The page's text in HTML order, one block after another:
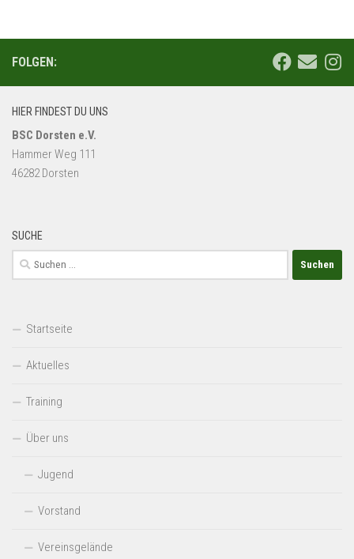
FOLGEN:
HIER FINDEST DU UNS
BSC Dorsten e.V.
Hammer Weg 111
46282 Dorsten
SUCHE
Suchen
nach:
Startseite
Aktuelles
Training
Über uns
Jugend
Vorstand
Vereinsgelände